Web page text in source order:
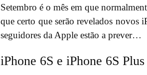
Setembro é o mês em que
que certo que serão revelados novos
seguidores da Apple estão a prever…
iPhone 6S e iPhone 6S Plus